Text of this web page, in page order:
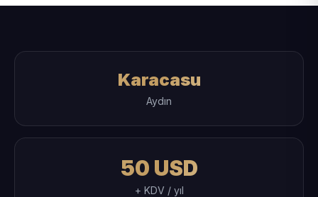
Karacasu
Aydın
50 USD
+ KDV / yıl